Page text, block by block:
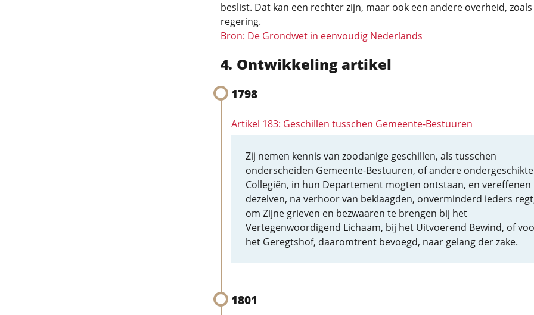
beslist. Dat kan een rechter zijn, maar ook een andere overheid,
regering.
Bron: De Grondwet in eenvoudig Nederlands
Ontwikkeling artikel
1798
Artikel 183: Geschillen tusschen Gemeente-Bestuuren
Zij nemen kennis van zoodanige geschillen, als tusschen
onderscheiden Gemeente-Bestuuren, of andere ondergeschikte
Collegiën, in hun Departement mogten ontstaan, en vereffenen
dezelven, na verhoor van beklaagden, onverminderd ieders
om Zijne grieven en bezwaaren te brengen bij het
Vertegenwoordigend Lichaam, bij het Uitvoerend Bewind, of
het Geregtshof, daaromtrent bevoegd, naar gelang der zake.
1801